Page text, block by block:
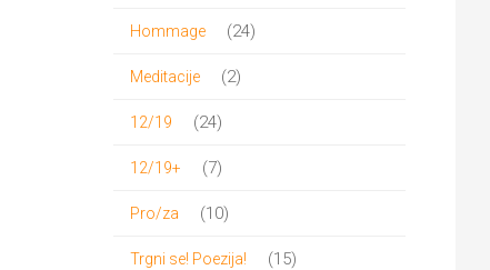
Hommage 2424
Meditacije 22
12/19 2424
12/19+ 77
Pro/za 1010
Trgni se! Poezija! 1515